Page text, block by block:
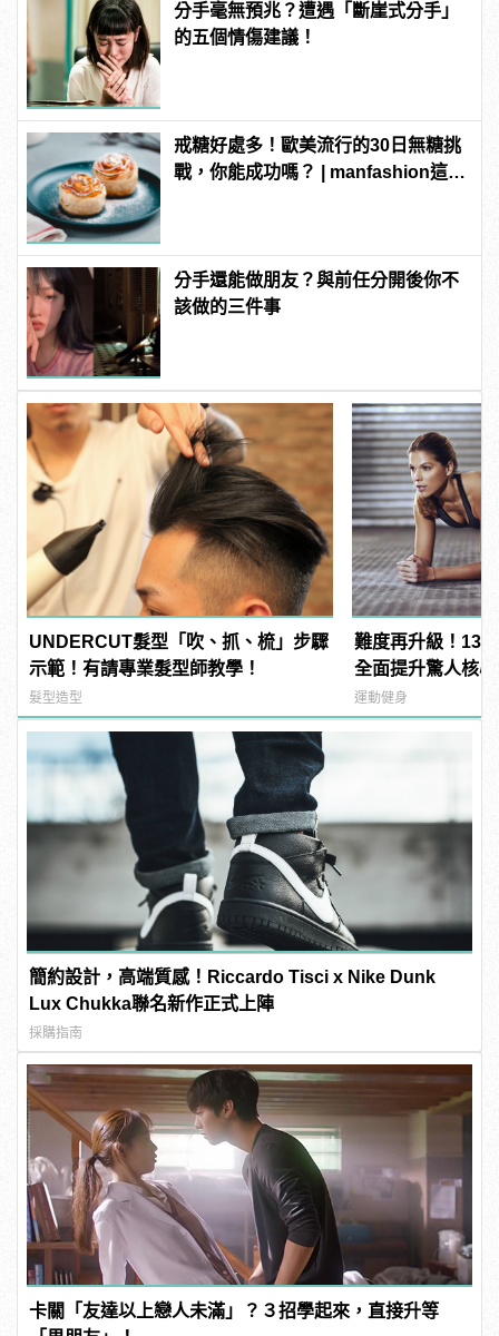
分手毫無預兆？遭遇「斷崖式分手」
的五個情傷建議！
戒糖好處多！歐美流行的30日無糖挑
戰，你能成功嗎？ | manfashion這樣
分手還能做朋友？與前任分開後你不
該做的三件事
UNDERCUT髮型「吹、抓、梳」步驟
示範！有請專業髮型師教學！
髮型造型
難度再升級！13
全面提升驚人核
運動健身
簡約設計，高端質感！Riccardo Tisci x Nike Dunk
Lux Chukka聯名新作正式上陣
採購指南
卡關「友達以上戀人未滿」？３招學起來，直接升等